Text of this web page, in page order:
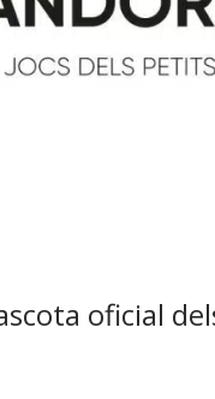
oficial